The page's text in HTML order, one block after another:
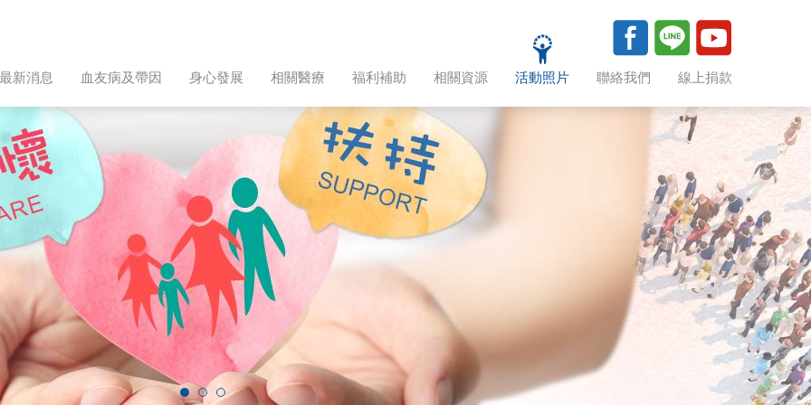
最新消息 血友病及帶因 身心發展 相關醫療 福利補助 相關資源 活動照片 聯絡我們 線上捐款